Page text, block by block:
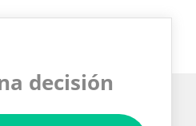
decisión